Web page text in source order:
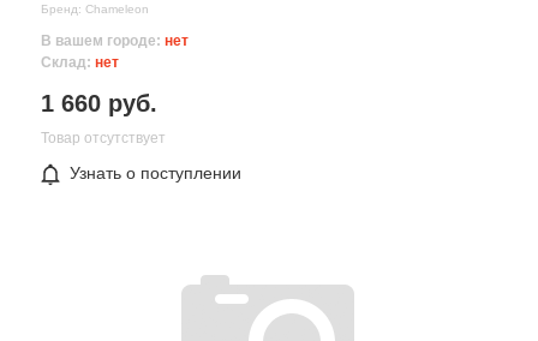
Бренд: Chameleon
В вашем городе: нет
Склад: нет
1 660 руб.
Товар отсутствует
Узнать о поступлении